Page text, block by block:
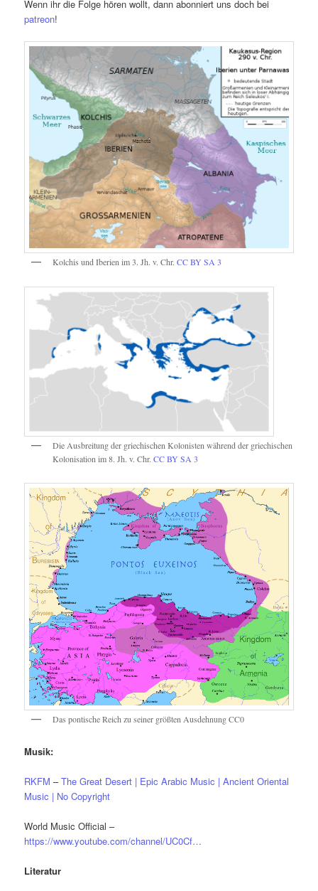
Wenn ihr die Folge hören wollt, dann abonniert uns doch bei
patreon!
Kolchis und Iberien im 3. Jh. v. Chr.CC BY SA 3
Die Ausbreitung der griechischen Kolonisten während der griechischen
Kolonisation im 8. Jh. v. Chr.CC BY SA 3
Das pontische Reich zu seiner größten Ausdehnung CC0
Musik:
RKFM –The Great Desert | Epic Arabic Music | Ancient Oriental
Music | No Copyright
World Music Official –
https://www.youtube.com/channel/UC0Cf…
Literatur